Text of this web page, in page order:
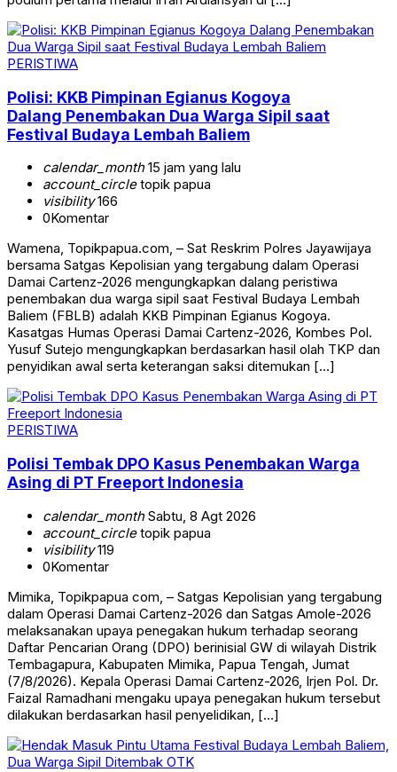
PERISTIWA
Polisi: KKB Pimpinan Egianus Kogoya
Dalang Penembakan Dua Warga Sipil saat
Festival Budaya Lembah Baliem
calendar_month15 jam yang lalu
account_circletopik papua
visibility166
0Komentar
Wamena, Topikpapua.com, – Sat Reskrim Polres Jayawijaya
bersama Satgas Kepolisian yang tergabung dalam Operasi
Damai Cartenz-2026 mengungkapkan dalang peristiwa
penembakan dua warga sipil saat Festival Budaya Lembah
Baliem (FBLB) adalah KKB Pimpinan Egianus Kogoya.
Kasatgas Humas Operasi Damai Cartenz-2026, Kombes Pol.
Yusuf Sutejo mengungkapkan berdasarkan hasil olah TKP dan
penyidikan awal serta keterangan saksi ditemukan […]
PERISTIWA
Polisi Tembak DPO Kasus Penembakan Warga
Asing di PT Freeport Indonesia
calendar_monthSabtu, 8 Agt 2026
account_circletopik papua
visibility119
0Komentar
Mimika, Topikpapua com, – Satgas Kepolisian yang tergabung
dalam Operasi Damai Cartenz-2026 dan Satgas Amole-2026
melaksanakan upaya penegakan hukum terhadap seorang
Daftar Pencarian Orang (DPO) berinisial GW di wilayah Distrik
Tembagapura, Kabupaten Mimika, Papua Tengah, Jumat
(7/8/2026). Kepala Operasi Damai Cartenz-2026, Irjen Pol. Dr.
Faizal Ramadhani mengaku upaya penegakan hukum tersebut
dilakukan berdasarkan hasil penyelidikan, […]